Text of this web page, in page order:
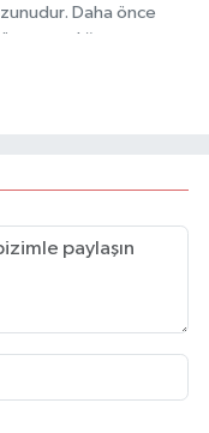
Daha önce
yazarlığı yapmış ve